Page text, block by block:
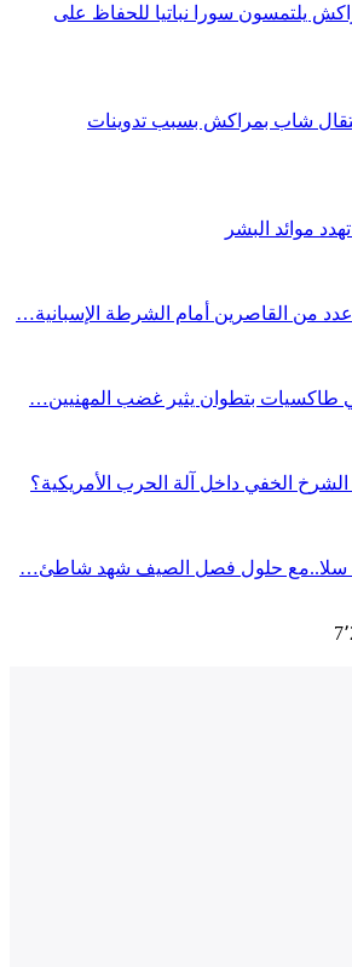
إقامة نفيس 3 بمراكش يلتمسون سورا نباتيا للحفاظ على
شاب بمراكش بسبب تدوينات
موائد البشر
من القاصرين أمام الشرطة الإسبانية…
بتطوان يثير غضب المهنيين…
الخفي داخل آلة الحرب الأمريكية؟
سلا..مع حلول فصل الصيف شهد شاطئ…